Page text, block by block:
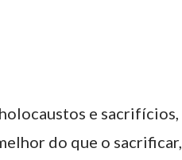
e sacrifícios,
do que o sacrificar,